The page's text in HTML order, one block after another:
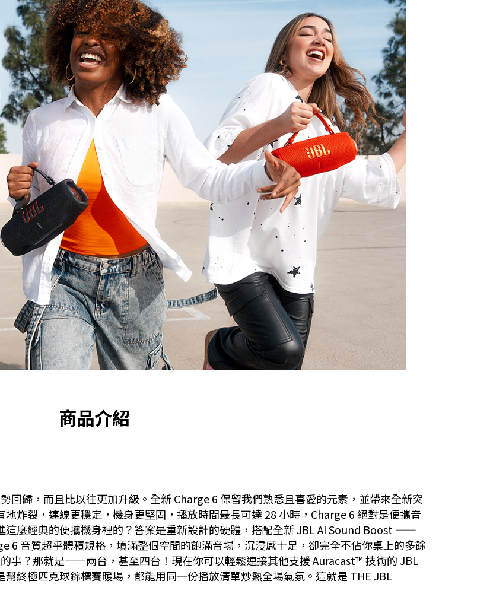
商品介紹
回歸，而且比以往更加升級。全新 Charge 6 保留我們熟悉且喜愛的元素，並帶來全新突
炸裂，連線更穩定，機身更堅固，播放時間最長可達 28 小時，Charge 6 絕對是便攜音
這麼經典的便攜機身裡的？答案是重新設計的硬體，搭配全新 JBL AI Sound Boost ——
6 音質超乎體積規格，填滿整個空間的飽滿音場，沉浸感十足，卻完全不佔你桌上的多餘
事？那就是——兩台，甚至四台！現在你可以輕鬆連接其他支援 Auracast™ 技術的 JBL
終極匹克球錦標賽暖場，都能用同一份播放清單炒熱全場氣氛。這就是 THE JBL